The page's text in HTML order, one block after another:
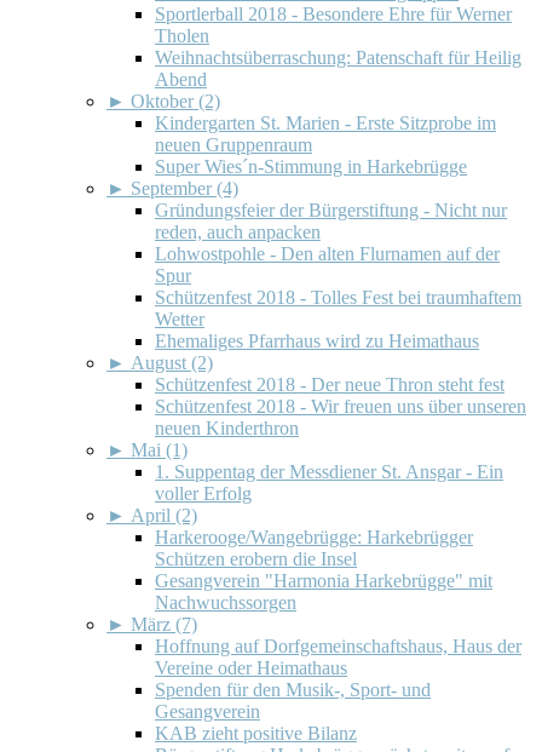
Sportlerball 2018 - Besondere Ehre für Werner
Tholen
Weihnachtsüberraschung: Patenschaft für Heilig
Abend
► Oktober (2)
Kindergarten St. Marien - Erste Sitzprobe im
neuen Gruppenraum
Super Wies´n-Stimmung in Harkebrügge
► September (4)
Gründungsfeier der Bürgerstiftung - Nicht nur
reden, auch anpacken
Lohwostpohle - Den alten Flurnamen auf der
Spur
Schützenfest 2018 - Tolles Fest bei traumhaftem
Wetter
Ehemaliges Pfarrhaus wird zu Heimathaus
► August (2)
Schützenfest 2018 - Der neue Thron steht fest
Schützenfest 2018 - Wir freuen uns über unseren
neuen Kinderthron
► Mai (1)
1. Suppentag der Messdiener St. Ansgar - Ein
voller Erfolg
► April (2)
Harkerooge/Wangebrügge: Harkebrügger
Schützen erobern die Insel
Gesangverein "Harmonia Harkebrügge" mit
Nachwuchssorgen
► März (7)
Hoffnung auf Dorfgemeinschaftshaus, Haus der
Vereine oder Heimathaus
Spenden für den Musik-, Sport- und
Gesangverein
KAB zieht positive Bilanz